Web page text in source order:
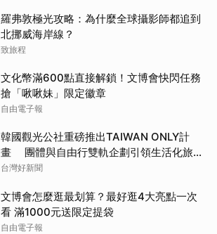
羅弗敦極光攻略：為什麼全球攝影師都追到
北挪威海岸線？
致旅程
文化幣滿600點直接解鎖！文博會快閃任務
搶「啾啾妹」限定徽章
自由電子報
韓國觀光公社重磅推出TAIWAN ONLY計
畫 團體與自由行雙軌企劃引領生活化旅遊
新風潮
台灣好新聞
文博會怎麼逛最划算？最好逛4大亮點一次
看 滿1000元送限定提袋
自由電子報